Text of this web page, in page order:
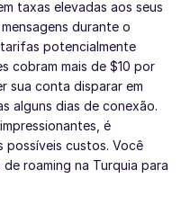
taxas elevadas aos seus
durante o
potencialmente
cobram mais de $10 por
sua conta disparar em
alguns dias de conexão.
é
possíveis custos. Você
roaming na Turquia para